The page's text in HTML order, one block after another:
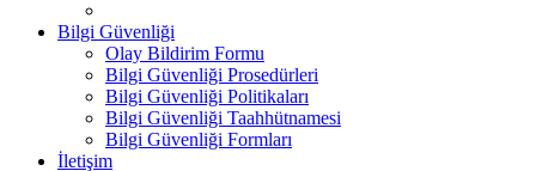
Bilgi Güvenliği
Olay Bildirim Formu
Bilgi Güvenliği Prosedürleri
Bilgi Güvenliği Politikaları
Bilgi Güvenliği Taahhütnamesi
Bilgi Güvenliği Formları
İletişim